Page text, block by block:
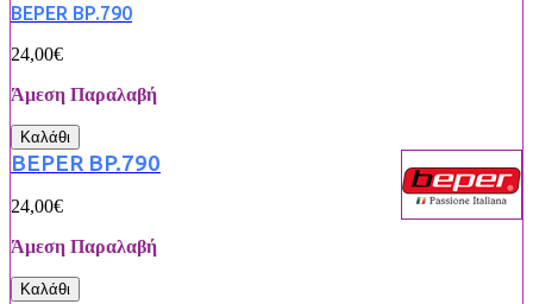
BEPER BP.790
24,00€
Άμεση Παραλαβή
Καλάθι
BEPER BP.790
24,00€
Άμεση Παραλαβή
Καλάθι